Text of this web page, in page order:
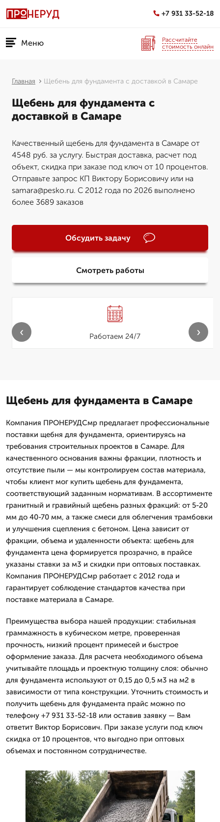
+7 931 33-52-18
Меню
Рассчитайте
стоимость онлайн
Главная Щебень для фундамента с доставкой в Самаре
Щебень для фундамента с
доставкой в Самаре
Качественный щебень для фундамента в Самаре от
4548 руб. за услугу. Быстрая доставка, расчет под
объект, скидка при заказе под ключ от 10 процентов.
Отправьте запрос КП Виктору Борисовичу или на
samara@pesko.ru. С 2012 года по 2026 выполнено
более 3689 заказов
Обсудить задачу
Смотреть работы
Работаем 24/7
‹ ›
Щебень для фундамента в Самаре
Компания ПРОНЕРУДСмр предлагает профессиональные
поставки щебня для фундамента, ориентируясь на
требования строительных проектов в Самаре. Для
качественного основания важны фракции, плотность и
отсутствие пыли — мы контролируем состав материала,
чтобы клиент мог купить щебень для фундамента,
соответствующий заданным нормативам. В ассортименте
гранитный и гравийный щебень разных фракций: от 5-20
мм до 40-70 мм, а также смеси для облегчения трамбовки
и улучшения сцепления с бетоном. Цена зависит от
фракции, объема и удаленности объекта: щебень для
фундамента цена формируется прозрачно, в прайсе
указаны ставки за м3 и скидки при оптовых поставках.
Компания ПРОНЕРУДСмр работает с 2012 года и
гарантирует соблюдение стандартов качества при
поставке материала в Самаре.
Преимущества выбора нашей продукции: стабильная
граммажность в кубическом метре, проверенная
прочность, низкий процент примесей и быстрое
оформление заказа. Для расчета необходимого объема
учитывайте площадь и проектную толщину слоя: обычно
для фундамента используют от 0,15 до 0,5 м3 на м2 в
зависимости от типа конструкции. Уточнить стоимость и
получить щебень для фундамента прайс можно по
телефону +7 931 33-52-18 или оставив заявку — Вам
ответит Виктор Борисович. При заказе услуги под ключ
скидка от 10 процентов, что выгодно при оптовых
объемах и постоянном сотрудничестве.